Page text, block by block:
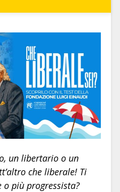
un libertario o un
che liberale! Ti
più progressista?